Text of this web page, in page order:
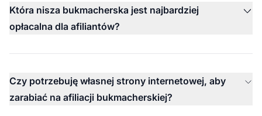
Która nisza bukmacherska jest najbardziej
opłacalna dla afiliantów?
Czy potrzebuję własnej strony internetowej, aby
zarabiać na afiliacji bukmacherskiej?